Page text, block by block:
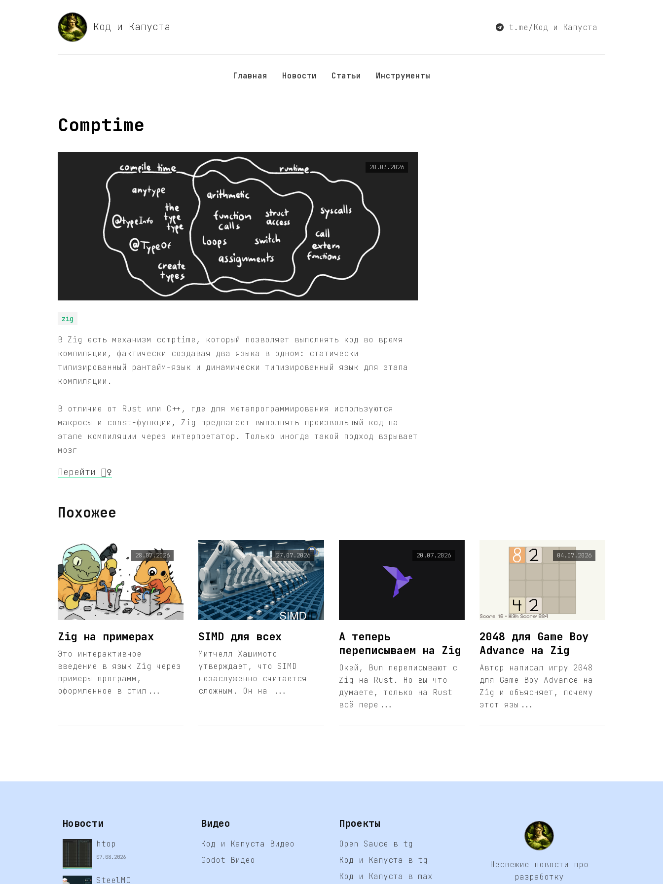
Код и Капуста t.me/Код и Капуста
Главная Новости Статьи Инструменты
Comptime
20.03.2026
zig
В Zig есть механизм comptime, который позволяет выполнять код во время
компиляции, фактически создавая два языка в одном: статически
типизированный рантайм-язык и динамически типизированный язык для этапа
компиляции.
В отличие от Rust или C++, где для метапрограммирования используются
макросы и const-функции, Zig предлагает выполнять произвольный код на
этапе компиляции через интерпретатор. Только иногда такой подход взрывает
мозг
Перейти 🧙‍♀️
Похожее
28.07.2026
Zig на примерах
Это интерактивное
введение в язык Zig через
примеры программ,
оформленное в стил...
27.07.2026
SIMD для всех
Митчелл Хашимото
утверждает, что SIMD
незаслуженно считается
сложным. Он на ...
20.07.2026
А теперь
переписываем на Zig
Окей, Bun переписывают с
Zig на Rust. Но вы что
думаете, только на Rust
всё пере...
04.07.2026
2048 для Game Boy
Advance на Zig
Автор написал игру 2048
для Game Boy Advance на
Zig и объясняет, почему
этот язы...
Новости
htop
07.08.2026
SteelMC
Видео
Код и Капуста Видео
Godot Видео
Проекты
Open Sauce в tg
Код и Капуста в tg
Код и Капуста в max
Несвежие новости про
разработку